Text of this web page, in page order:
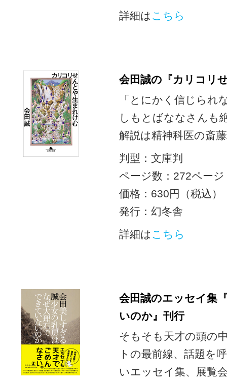
詳細は こちら
会田誠の『カリコリ
「とにかく信じら
しもとばななさんも
解説は精神科医の斎
判型：文庫判
ページ数：272ページ
価格：630円（税込）
発行：幻冬舎
詳細は こちら
会田誠のエッセイ集
いのか』刊行
そもそも天才の頭の
トの最前線、話題を
いエッセイ集、展覧